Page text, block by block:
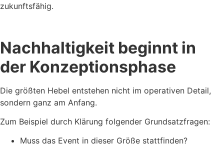
zukunftsfähig.
Nachhaltigkeit beginnt in
der Konzeptionsphase
Die größten Hebel entstehen nicht im operativen Detail,
sondern ganz am Anfang.
Zum Beispiel durch Klärung folgender Grundsatzfragen:
Muss das Event in dieser Größe stattfinden?